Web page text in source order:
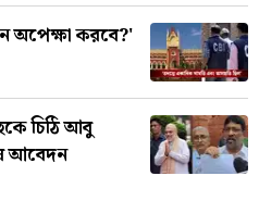
অপেক্ষা করবে?'
চিঠি আবু
আবেদন